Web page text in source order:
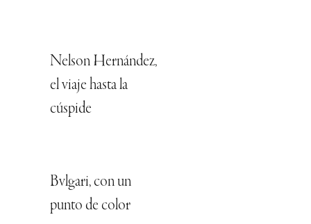
Nelson Hernández,
el viaje hasta la
cúspide
Bvlgari, con un
punto de color